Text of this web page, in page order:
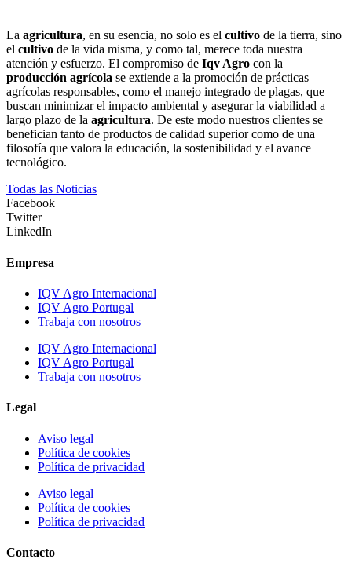
La agricultura, en su esencia, no solo es el cultivo de la tierra, sino
el cultivo de la vida misma, y como tal, merece toda nuestra
atención y esfuerzo. El compromiso de Iqv Agro con la
producción agrícola se extiende a la promoción de prácticas
agrícolas responsables, como el manejo integrado de plagas, que
buscan minimizar el impacto ambiental y asegurar la viabilidad a
largo plazo de la agricultura. De este modo nuestros clientes se
benefician tanto de productos de calidad superior como de una
filosofía que valora la educación, la sostenibilidad y el avance
tecnológico.
Todas las Noticias
Facebook
Twitter
LinkedIn
Empresa
IQV Agro Internacional
IQV Agro Portugal
Trabaja con nosotros
IQV Agro Internacional
IQV Agro Portugal
Trabaja con nosotros
Legal
Aviso legal
Política de cookies
Política de privacidad
Aviso legal
Política de cookies
Política de privacidad
Contacto